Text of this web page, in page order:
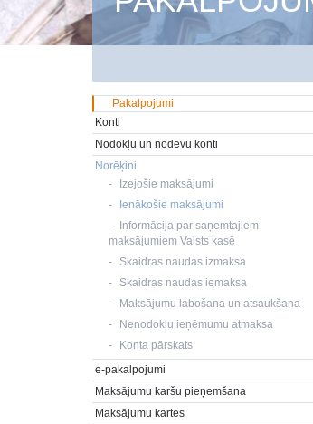
Pakalpojumi
Konti
Nodokļu un nodevu konti
Norēķini
Izejošie maksājumi
Ienākošie maksājumi
Informācija par saņemtajiem
maksājumiem Valsts kasē
Skaidras naudas izmaksa
Skaidras naudas iemaksa
Maksājumu labošana un atsaukšana
Nenodokļu ieņēmumu atmaksa
Konta pārskats
e-pakalpojumi
Maksājumu karšu pieņemšana
Maksājumu kartes